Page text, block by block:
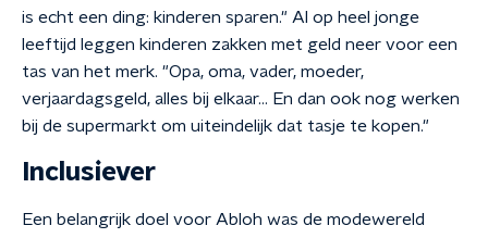
is echt een ding: kinderen sparen." Al op heel jonge
leeftijd leggen kinderen zakken met geld neer voor een
tas van het merk. "Opa, oma, vader, moeder,
verjaardagsgeld, alles bij elkaar... En dan ook nog werken
bij de supermarkt om uiteindelijk dat tasje te kopen."
Inclusiever
Een belangrijk doel voor Abloh was de modewereld